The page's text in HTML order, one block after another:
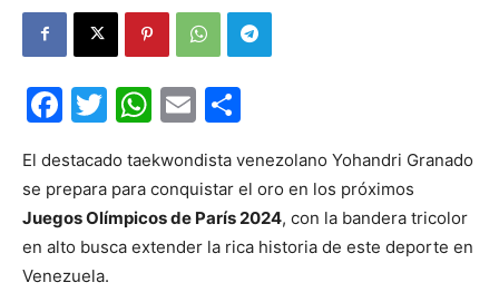
Facebook
Twitter
WhatsApp
Email
El destacado taekwondista venezolano Yohandri Granado
se prepara para conquistar el oro en los próximos
Juegos Olímpicos de París 2024, con la bandera tricolor
en alto busca extender la rica historia de este deporte en
Venezuela.